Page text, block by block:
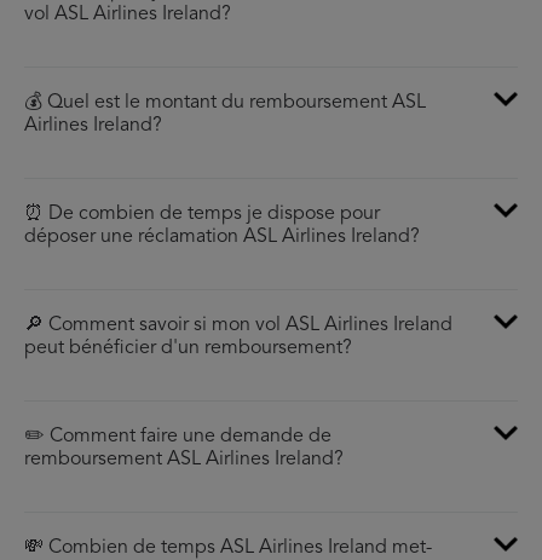
vol ASL Airlines Ireland?
💰 Quel est le montant du remboursement ASL
Airlines Ireland?
⏰ De combien de temps je dispose pour
déposer une réclamation ASL Airlines Ireland?
🔎 Comment savoir si mon vol ASL Airlines Ireland
peut bénéficier d'un remboursement?
✏️ Comment faire une demande de
remboursement ASL Airlines Ireland?
💸 Combien de temps ASL Airlines Ireland met-